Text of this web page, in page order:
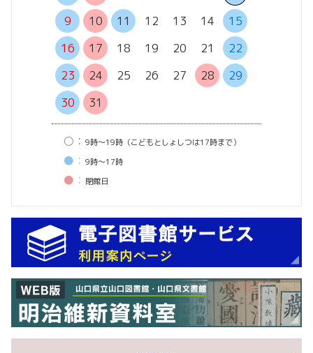
9
10 11 12 13 14
15
16
17 18 19 20 21
22
23
24 25 26 27 28
29
30
31
○： 9時〜19時（こどもとしょしつは17時まで）
●： 9時〜17時
●： 閉館⽇